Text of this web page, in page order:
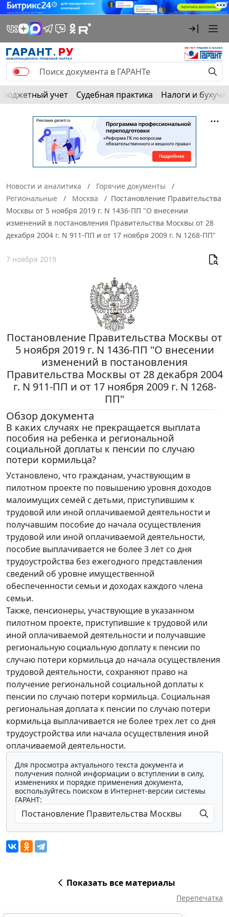
Бюджетный учет Судебная практика Налоги и
Новости и аналитика
Горячие документы
Региональные
Москва
Постановление Правительства
Москвы от 5 ноября 2019 г. N 1436-ПП "О внесении
изменений в постановления Правительства Москвы от 28
декабря 2004 г. N 911-ПП и от 17 ноября 2009 г. N 1268-ПП"
7 ноября 2019
Постановление Правительства Москвы от
5 ноября 2019 г. N 1436-ПП "О внесении
изменений в постановления
Правительства Москвы от 28 декабря 2004
г. N 911-ПП и от 17 ноября 2009 г. N 1268-
ПП"
Обзор документа
В каких случаях не прекращается выплата
пособия на ребенка и региональной
социальной доплаты к пенсии по случаю
потери кормильца?
Установлено, что гражданам, участвующим в
пилотном проекте по повышению уровня доходов
малоимущих семей с детьми, приступившим к
трудовой или иной оплачиваемой деятельности и
получавшим пособие до начала осуществления
трудовой или иной оплачиваемой деятельности,
пособие выплачивается не более 3 лет со дня
трудоустройства без ежегодного представления
сведений об уровне имущественной
обеспеченности семьи и доходах каждого члена
семьи.
Также, пенсионеры, участвующие в указанном
пилотном проекте, приступившие к трудовой или
иной оплачиваемой деятельности и получавшие
региональную социальную доплату к пенсии по
случаю потери кормильца до начала осуществления
трудовой деятельности, сохраняют право на
получение региональной социальной доплаты к
пенсии по случаю потери кормильца. Социальная
региональная доплата к пенсии по случаю потери
кормильца выплачивается не более трех лет со дня
трудоустройства или начала осуществления иной
оплачиваемой деятельности.
Для просмотра актуального текста документа и
получения полной информации о вступлении в силу,
изменениях и порядке применения документа,
воспользуйтесь поиском в Интернет-версии системы
ГАРАНТ:
Показать все материалы
Перепечатка